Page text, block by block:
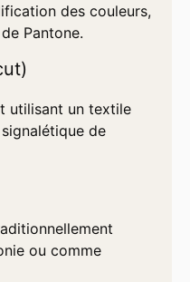
des couleurs,
Pantone.
utilisant un textile
de
ou comme